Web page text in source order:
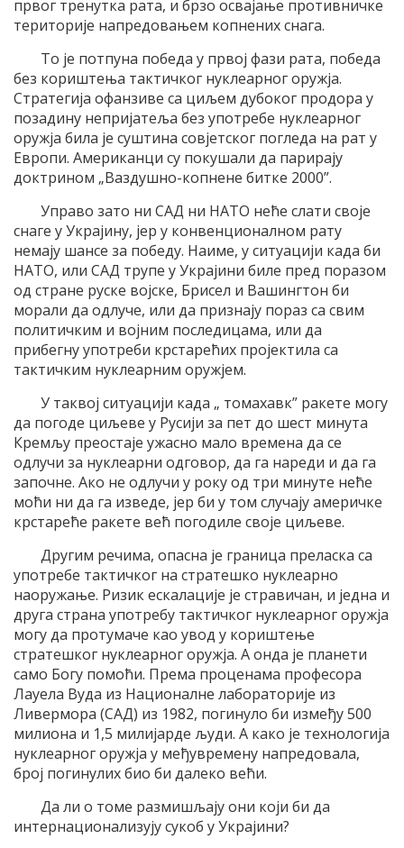
првог тренутка рата, и брзо освајање противничке
територије напредовањем копнених снага.
То је потпуна победа у првој фази рата, победа
без кориштења тактичког нуклеарног оружја.
Стратегија офанзиве са циљем дубоког продора у
позадину непријатеља без употребе нуклеарног
оружја била је суштина совјетског погледа на рат у
Европи. Американци су покушали да парирају
доктрином „Ваздушно-копнене битке 2000”.
Управо зато ни САД ни НАТО неће слати своје
снаге у Украјину, јер у конвенционалном рату
немају шансе за победу. Наиме, у ситуацији када би
НАТО, или САД трупе у Украјини биле пред поразом
од стране руске војске, Брисел и Вашингтон би
морали да одлуче, или да признају пораз са свим
политичким и војним последицама, или да
прибегну употреби крстарећих пројектила са
тактичким нуклеарним оружјем.
У таквој ситуацији када „ томахавк” ракете могу
да погоде циљеве у Русији за пет до шест минута
Кремљу преостаје ужасно мало времена да се
одлучи за нуклеарни одговор, да га нареди и да га
започне. Ако не одлучи у року од три минуте неће
моћи ни да га изведе, јер би у том случају америчке
крстареће ракете већ погодиле своје циљеве.
Другим речима, опасна је граница преласка са
употребе тактичког на стратешко нуклеарно
наоружање. Ризик ескалације је стравичан, и једна и
друга страна употребу тактичког нуклеарног оружја
могу да протумаче као увод у кориштење
стратешког нуклеарног оружја. А онда је планети
само Богу помоћи. Према проценама професора
Лауела Вуда из Националне лабораторије из
Ливермора (САД) из 1982, погинуло би између 500
милиона и 1,5 милијарде људи. А како је технологија
нуклеарног оружја у међувремену напредовала,
број погинулих био би далеко већи.
Да ли о томе размишљају они који би да
интернационализују сукоб у Украјини?